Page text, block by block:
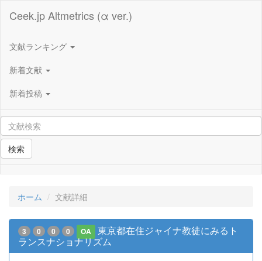
Ceek.jp Altmetrics (α ver.)
文献ランキング
新着文献
新着投稿
検索
ホーム 文献詳細
3 0 0 0 OA
東京都在住ジャイナ教徒にみるト
ランスナショナリズム